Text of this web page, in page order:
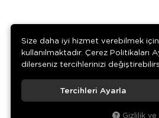
Size daha iyi hizmet verebilmek
kullanılmaktadır. Çerez Politikaları
dilerseniz tercihlerinizi
Tercihleri Ayarla
Gizlilik ve